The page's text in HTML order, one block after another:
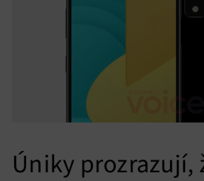
Úniky prozrazují,